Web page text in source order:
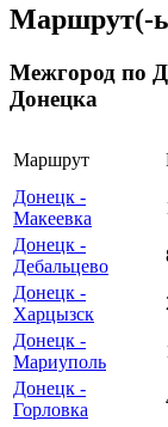
Маршрут(-
Межгород по
Донецка
Маршрут
Донецк -
Макеевка
Донецк -
Дебальцево
Донецк -
Харцызск
Донецк -
Мариуполь
Донецк -
Горловка